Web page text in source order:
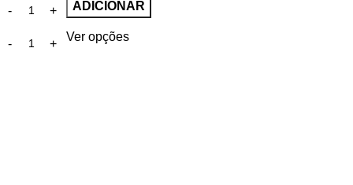
ADICIONAR
Ver opções